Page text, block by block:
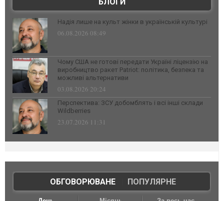
Надія лише на культ жінки в українській культурі
06.08.2026 08:49
Чому США не готові передати Україні ліцензію на
виробництво ракет Patriot: політика, безпека та
можливі альтернативи
03.08.2026 20:24
Перспектива: ЗСУ добомблять і всі інші склади
Wildberries
23.07.2026 11:31
ОБГОВОРЮВАНЕ| ПОПУЛЯРНЕ